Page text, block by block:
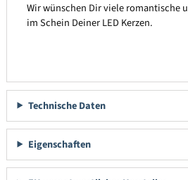
Wir wünschen Dir viele romantische
im Schein Deiner LED Kerzen.
Technische Daten
Eigenschaften